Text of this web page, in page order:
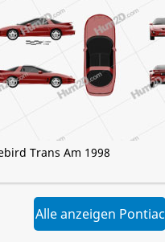
Trans Am 1998
Alle anzeigen Pontiac